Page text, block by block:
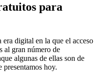
para
digital en la que el acceso
al gran número de
algunas de ellas son de
presentamos hoy.